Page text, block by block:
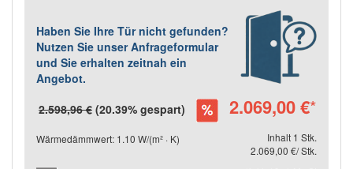
Haben Sie Ihre Tür nicht gefunden?
Nutzen Sie unser Anfrageformular
und Sie erhalten zeitnah ein
Angebot.
2.598,96 € (20.39% gespart) 2.069,00 €*
Wärmedämmwert: 1.10 W/(m² · K)
Inhalt 1 Stk.
2.069,00 €/ Stk.